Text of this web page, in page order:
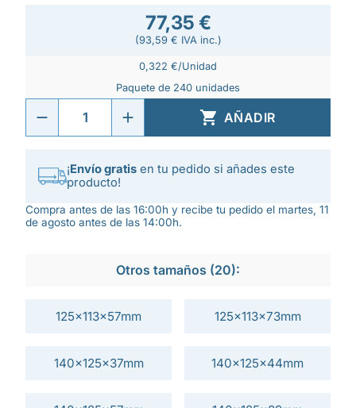
77,35 €
(93,59 € IVA inc.)
0,322 €/Unidad
Paquete de 240 unidades
 AÑADIR
¡Envío gratis en tu pedido si añades este
producto!
Compra antes de las 16:00h y recibe tu pedido el martes, 11
de agosto antes de las 14:00h.
Otros tamaños (20):
125x113x57mm 125x113x73mm
140x125x37mm 140x125x44mm